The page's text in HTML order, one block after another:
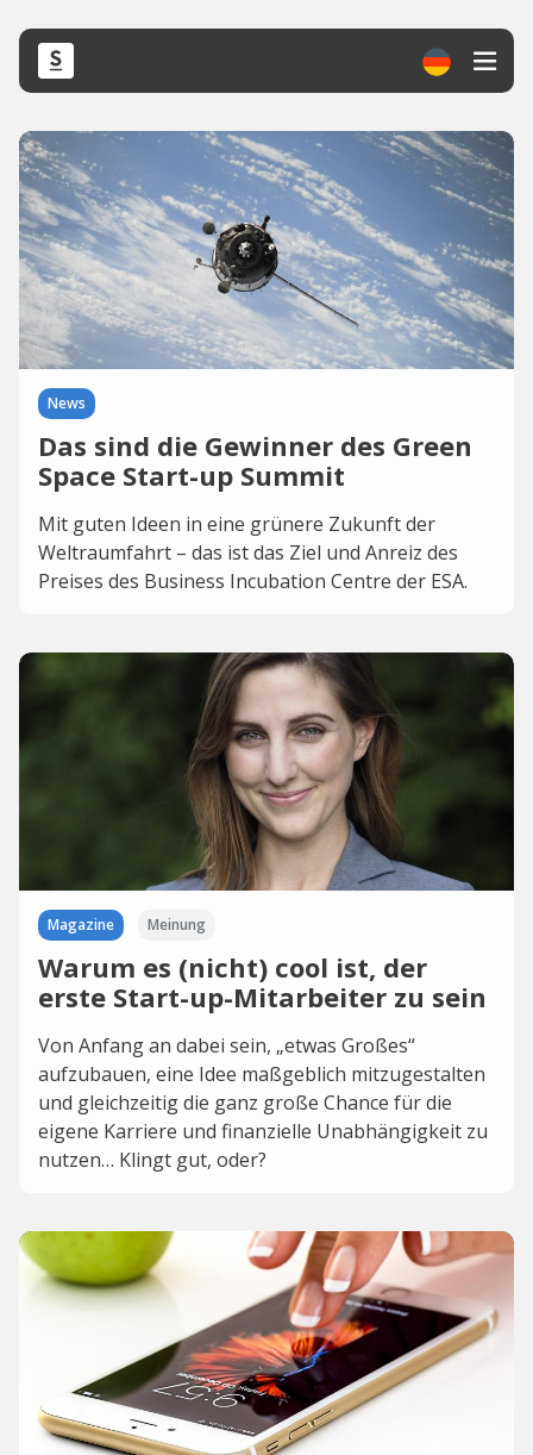
News
Das sind die Gewinner des Green
Space Start-up Summit
Mit guten Ideen in eine grünere Zukunft der
Weltraumfahrt – das ist das Ziel und Anreiz des
Preises des Business Incubation Centre der ESA.
Magazine Meinung
Warum es (nicht) cool ist, der
erste Start-up-Mitarbeiter zu sein
Von Anfang an dabei sein, „etwas Großes“
aufzubauen, eine Idee maßgeblich mitzugestalten
und gleichzeitig die ganz große Chance für die
eigene Karriere und finanzielle Unabhängigkeit zu
nutzen… Klingt gut, oder?